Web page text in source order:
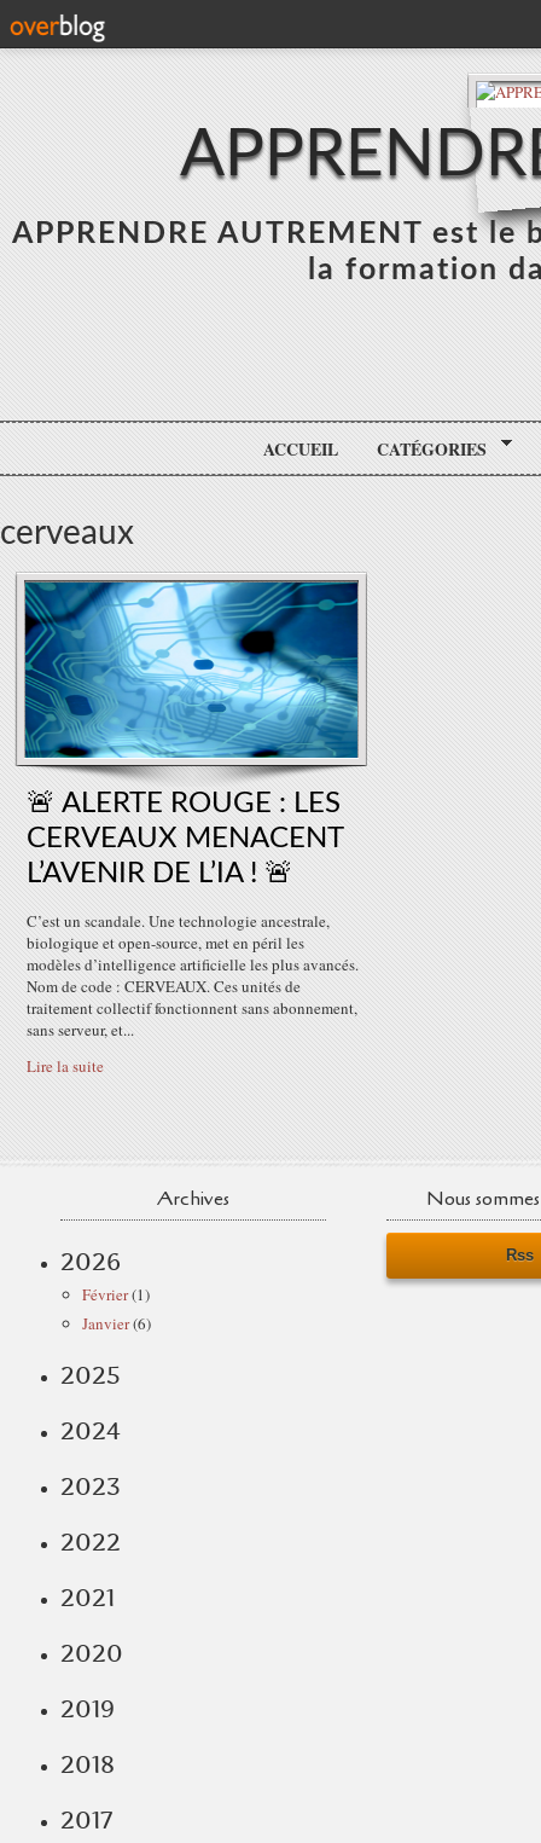
APPRENDRE AUTREMENT est
la formation
ACCUEIL CATÉGORIES
cerveaux
🚨 ALERTE ROUGE : LES
CERVEAUX MENACENT
L’AVENIR DE L’IA ! 🚨
C’est un scandale. Une technologie ancestrale,
biologique et open-source, met en péril les
modèles d’intelligence artificielle les plus avancés.
Nom de code : CERVEAUX. Ces unités de
traitement collectif fonctionnent sans abonnement,
sans serveur, et...
Lire la suite
Archives
2026
Février(1)
Janvier(6)
2025
2024
2023
2022
2021
2020
2019
2018
2017
Nous
Rss